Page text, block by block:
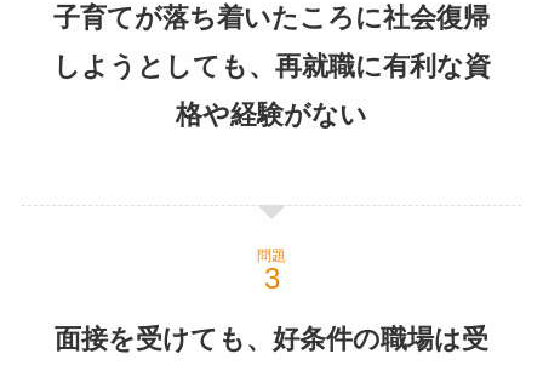
子育てが落ち着いたころに社会復帰
しようとしても、再就職に有利な資
格や経験がない
問題
面接を受けても、好条件の職場は受